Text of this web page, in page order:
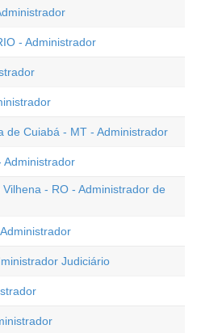
- Administrador
de Cuiabá - MT - Administrador
Administrador
- RO - Administrador de
Judiciário